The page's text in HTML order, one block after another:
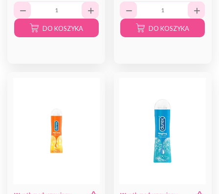
DO KOSZYKA DO KOSZYKA